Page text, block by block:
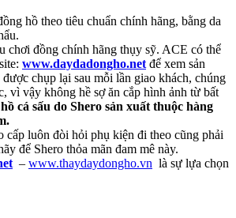
hồ theo tiêu chuẩn chính hãng, bằng da
chơi đồng chính hãng thụy sỹ. ACE có thể
www.daydadongho.net để xem sản
chụp lại sau mỗi lần giao khách, chúng
vì vậy không hề sợ ăn cắp hình ảnh từ bất
cá sấu do Shero sản xuất thuộc hàng
cấp luôn đòi hỏi phụ kiện đi theo cũng phải
để Shero thỏa mãn đam mê này.
– www.thaydaydongho.vn là sự lựa chọn